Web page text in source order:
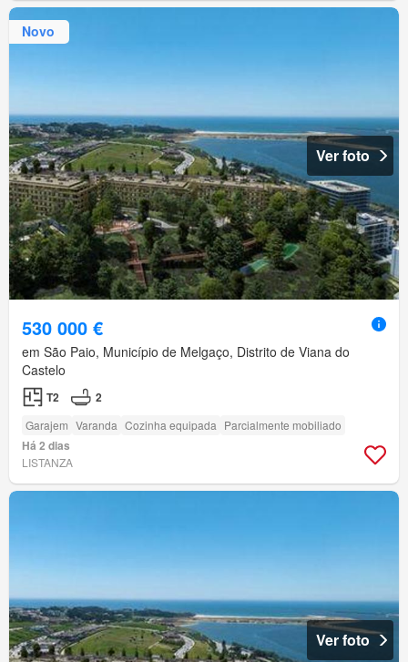
Novo
Ver foto
530 000 €
em São Paio, Município de Melgaço, Distrito de Viana do
Castelo
T2 2
Garajem Varanda Cozinha equipada Parcialmente mobiliado
Há 2 dias
LISTANZA
Ver foto